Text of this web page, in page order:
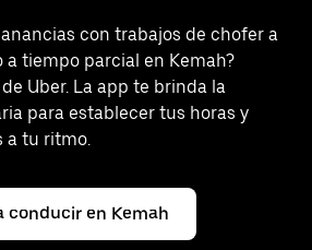
con trabajos de chofer a
tiempo parcial en Kemah?
Uber. La app te brinda la
para establecer tus horas y
a tu ritmo.
conducir en Kemah